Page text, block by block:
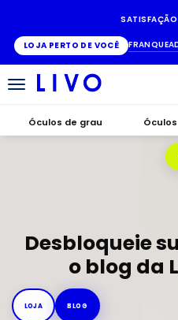
LOJA PERTO DE VOCÊ
Alternar
Óculos de grau
Desbloqueie
o blog da
LOJA BLOG